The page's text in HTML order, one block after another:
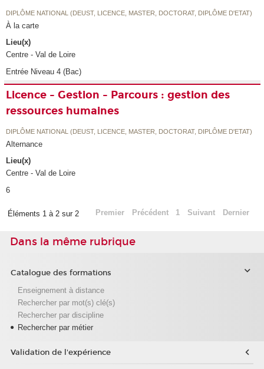
DIPLÔME NATIONAL (DEUST, LICENCE, MASTER, DOCTORAT, DIPLÔME D'ETAT)
À la carte
Lieu(x)
Centre - Val de Loire
Entrée Niveau 4 (Bac)
Licence - Gestion - Parcours : gestion des
ressources humaines
DIPLÔME NATIONAL (DEUST, LICENCE, MASTER, DOCTORAT, DIPLÔME D'ETAT)
Alternance
Lieu(x)
Centre - Val de Loire
6
Éléments 1 à 2 sur 2 Premier Précédent 1 Suivant Dernier
Dans la même rubrique
Catalogue des formations
Enseignement à distance
Rechercher par mot(s) clé(s)
Rechercher par discipline
Rechercher par métier
Validation de l'expérience